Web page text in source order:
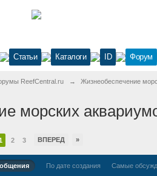
Статьи Каталоги ID Форум
ReefCentral.ru → Жизнеобеспечение
морских
2 3 ВПЕРЕД »
По дате создания Самые